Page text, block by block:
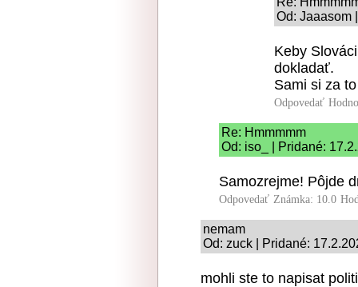
Od: Jaaasom
Keby
dokladať.
Sami si za
Odpovedať
Re: Hmmmmm
Od: iso_ | Pridané:
Samozrejme! Pôjde
Odpovedať Známka: 10.0
nemam
Od: zuck | Pridané:
mohli ste to napisat